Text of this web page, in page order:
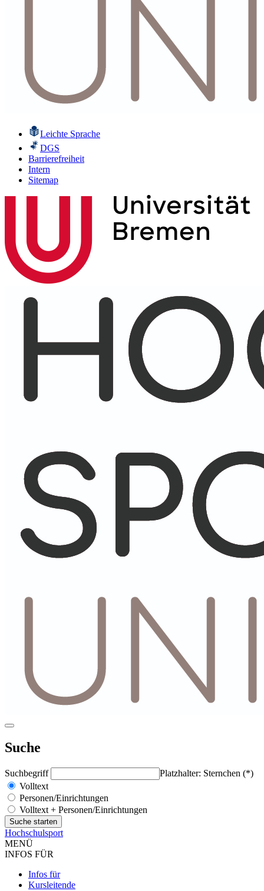
Leichte Sprache
DGS
Barrierefreiheit
Intern
Sitemap
Suche
Suchbegriff
Platzhalter: Sternchen (*)
Volltext
Personen/Einrichtungen
Volltext + Personen/Einrichtungen
Hochschulsport
MENÜ
INFOS FÜR
Infos für
Kursleitende